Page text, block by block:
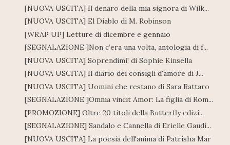
[NUOVA USCITA] Il denaro della mia signora di Wilk...
[NUOVA USCITA] El Diablo di M. Robinson
[WRAP UP] Letture di dicembre e gennaio
[SEGNALAZIONE ]Non c’era una volta, antologia di f...
[NUOVA USCITA] Soprendimi! di Sophie Kinsella
[NUOVA USCITA] Il diario dei consigli d'amore di J...
[NUOVA USCITA] Uomini che restano di Sara Rattaro
[SEGNALAZIONE ]Omnia vincit Amor: La figlia di Rom...
[PROMOZIONE] Oltre 20 titoli della Butterfly edizi...
[SEGNALAZIONE] Sandalo e Cannella di Erielle Gaudì...
[NUOVA USCITA] La poesia dell'anima di Patrisha Mar